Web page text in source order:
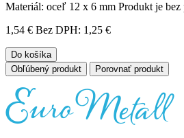
Materiál: oceľ 12 x 6 mm Produkt je bez
1,54 € Bez DPH: 1,25 €
Do košíka
Obľúbený produkt
Porovnať produkt